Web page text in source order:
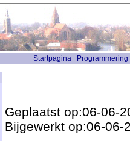
Startpagina Programmering
Geplaatst op:06-06-
Bijgewerkt op:06-06-